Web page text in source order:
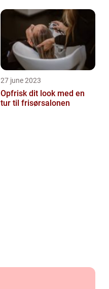
27 june 2023
Opfrisk dit look med en
tur til frisørsalonen